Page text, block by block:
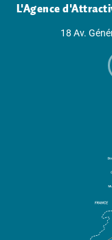
L'Agence
18 Av.